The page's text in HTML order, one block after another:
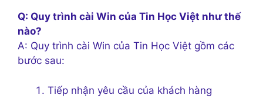
Q: Quy trình cài Win của Tin Học Việt như thế
nào?
A: Quy trình cài Win của Tin Học Việt gồm các
bước sau:
Tiếp nhận yêu cầu của khách hàng